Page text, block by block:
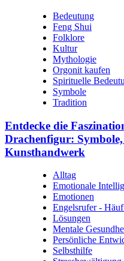
Bedeutung
Feng Shui
Folklore
Kultur
Mythologie
Orgonit kaufen
Spirituelle
Symbole
Tradition
Entdecke die
Drachenfigur:
Kunsthandwerk
Alltag
Emotionale
Emotionen
Engelsrufer -
Lösungen
Mentale
Persönliche
Selbsthilfe